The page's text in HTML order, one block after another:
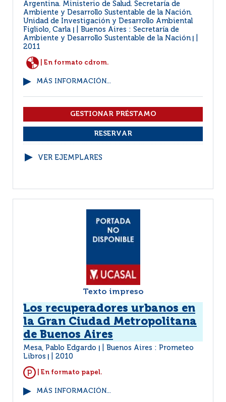
Argentina. Ministerio de Salud. Secretaría de
Ambiente y Desarrollo Sustentable de la Nación.
Unidad de Investigación y Desarrollo Ambiental
Figliolo, Carla
Buenos Aires : Secretaría de
Ambiente y Desarrollo Sustentable de la Nación
2011
| En formato cdrom.
MÁS INFORMACIÓN...
VER EJEMPLARES
Texto impreso
Los recuperadores urbanos en
la Gran Ciudad Metropolitana
de Buenos Aires
Mesa, Pablo Edgardo
Buenos Aires : Prometeo
Libros
2010
| En formato papel.
MÁS INFORMACIÓN...